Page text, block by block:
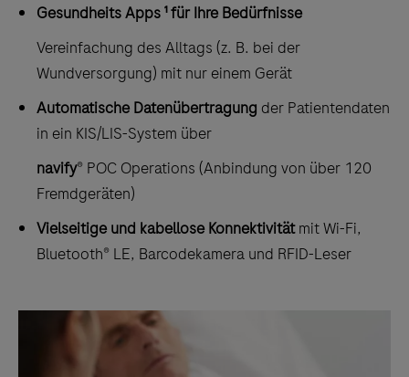
Gesundheits Apps ¹ für Ihre Bedürfnisse
Vereinfachung des Alltags (z. B. bei der
Wundversorgung) mit nur einem Gerät
Automatische Datenübertragung der Patientendaten
in ein KIS/LIS-System über
navify® POC Operations (Anbindung von über 120
Fremdgeräten)
Vielseitige und kabellose Konnektivitätmit Wi-Fi,
Bluetooth® LE, Barcodekamera und RFID-Leser